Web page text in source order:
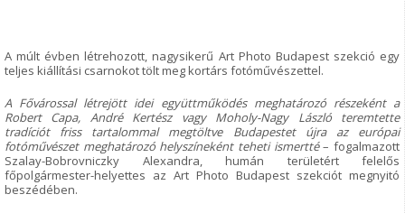
A múlt évben létrehozott, nagysikerű Art Photo Budapest szekció egy
teljes kiállítási csarnokot tölt meg kortárs fotóművészettel.
A Fővárossal létrejött idei együttműködés meghatározó részeként a
Robert Capa, André Kertész vagy Moholy-Nagy László teremtette
tradíciót friss tartalommal megtöltve Budapestet újra az európai
fotóművészet meghatározó helyszíneként teheti ismertté– fogalmazott
Szalay-Bobrovniczky Alexandra, humán területért felelős
főpolgármester-helyettes az Art Photo Budapest szekciót megnyitó
beszédében.